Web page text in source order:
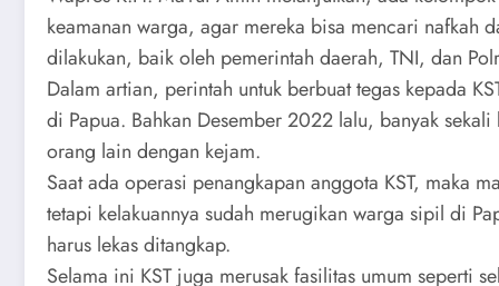
keamanan warga, agar mereka bisa mencari nafkah
dilakukan, baik oleh pemerintah daerah, TNI, dan
Dalam artian, perintah untuk berbuat tegas kepada
di Papua. Bahkan Desember 2022 lalu, banyak
orang lain dengan kejam.
Saat ada operasi penangkapan anggota KST, maka
tetapi kelakuannya sudah merugikan warga sipil di
harus lekas ditangkap.
Selama ini KST juga merusak fasilitas umum seperti